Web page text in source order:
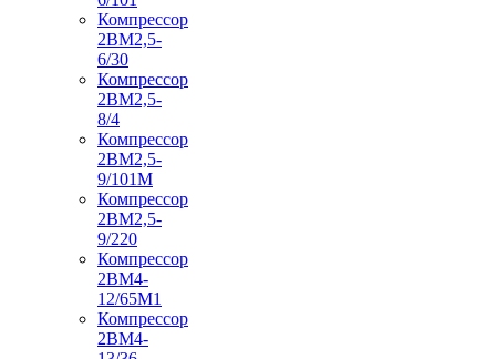
Компрессор
2ВМ2,5-
6/30
Компрессор
2ВМ2,5-
8/4
Компрессор
2ВМ2,5-
9/101М
Компрессор
2ВМ2,5-
9/220
Компрессор
2ВМ4-
12/65М1
Компрессор
2ВМ4-